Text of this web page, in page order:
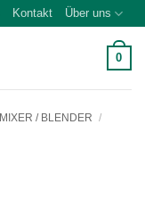
Kontakt Über uns
0
MIXER / BLENDER /